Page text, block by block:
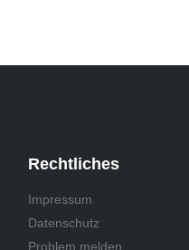
Rechtliches
Impressum
Datenschutz
Problem melden